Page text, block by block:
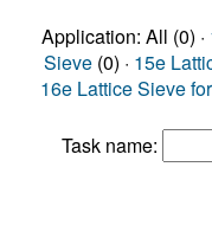
Application: All (0) ·
Sieve (0) · 15e
16e Lattice Sieve
Task name: